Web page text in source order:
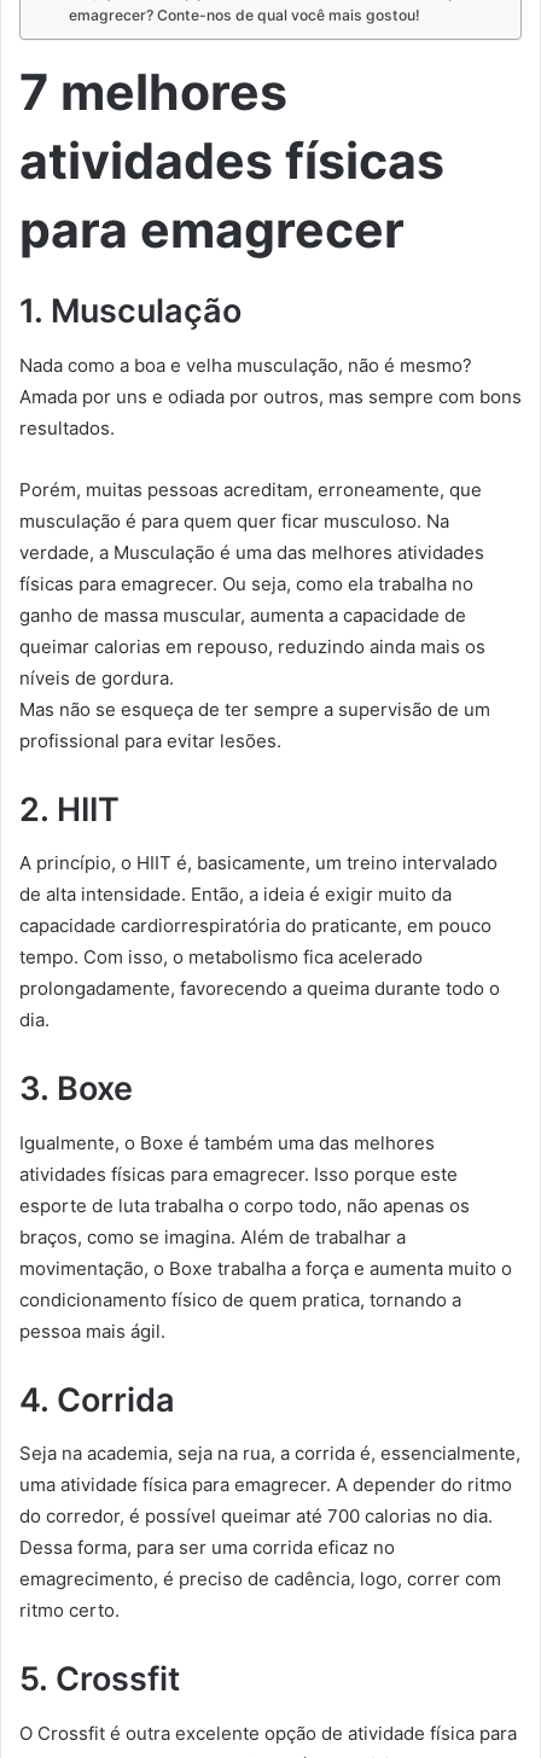
emagrecer? Conte-nos de qual você mais gostou!
7 melhores
atividades físicas
para emagrecer
1. Musculação
Nada como a boa e velha musculação, não é mesmo?
Amada por uns e odiada por outros, mas sempre com bons
resultados.
Porém, muitas pessoas acreditam, erroneamente, que
musculação é para quem quer ficar musculoso. Na
verdade, a Musculação é uma das melhores atividades
físicas para emagrecer. Ou seja, como ela trabalha no
ganho de massa muscular, aumenta a capacidade de
queimar calorias em repouso, reduzindo ainda mais os
níveis de gordura.
Mas não se esqueça de ter sempre a supervisão de um
profissional para evitar lesões.
2. HIIT
A princípio, o HIIT é, basicamente, um treino intervalado
de alta intensidade. Então, a ideia é exigir muito da
capacidade cardiorrespiratória do praticante, em pouco
tempo. Com isso, o metabolismo fica acelerado
prolongadamente, favorecendo a queima durante todo o
dia.
3. Boxe
Igualmente, o Boxe é também uma das melhores
atividades físicas para emagrecer. Isso porque este
esporte de luta trabalha o corpo todo, não apenas os
braços, como se imagina. Além de trabalhar a
movimentação, o Boxe trabalha a força e aumenta muito o
condicionamento físico de quem pratica, tornando a
pessoa mais ágil.
4. Corrida
Seja na academia, seja na rua, a corrida é, essencialmente,
uma atividade física para emagrecer. A depender do ritmo
do corredor, é possível queimar até 700 calorias no dia.
Dessa forma, para ser uma corrida eficaz no
emagrecimento, é preciso de cadência, logo, correr com
ritmo certo.
5. Crossfit
O Crossfit é outra excelente opção de atividade física para